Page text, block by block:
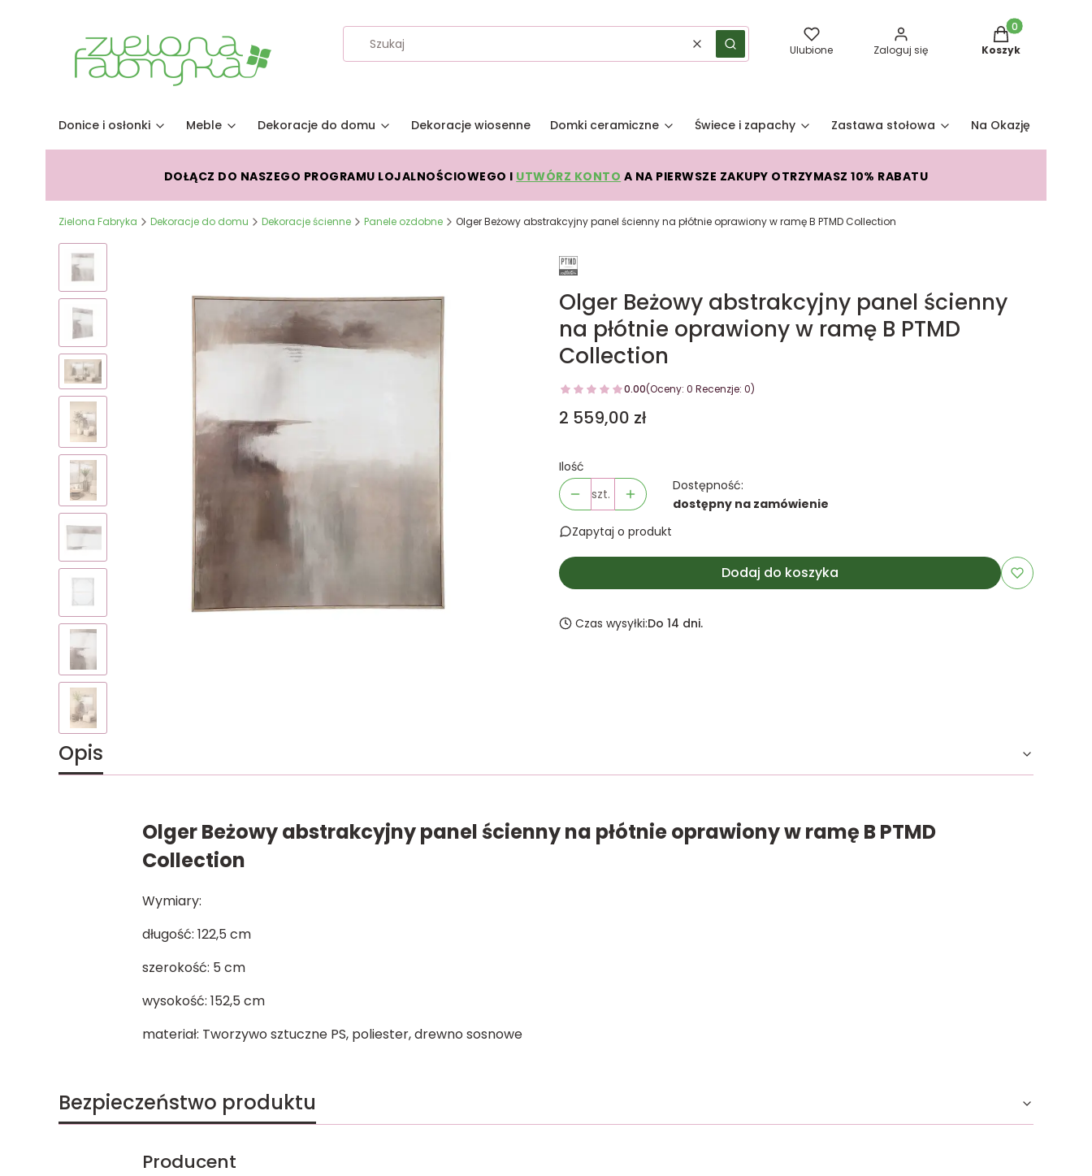
WyczyśćSzukaj Ulubione Zaloguj się
Produkty w
Koszyk
Donice i osłonki Meble Dekoracje do domu Dekoracje wiosenne Domki ceramiczne Świece i zapachy Zastawa stołowa Na Okazję
DOŁĄCZ DO NASZEGO PROGRAMU LOJALNOŚCIOWEGO I UTWÓRZ KONTO A NA PIERWSZE ZAKUPY OTRZYMASZ 10% RABATU
Zielona Fabryka Dekoracje do domu Dekoracje ścienne Panele ozdobne Olger Beżowy abstrakcyjny panel ścienny na płótnie oprawiony w ramę B PTMD Collection
Olger Beżowy abstrakcyjny panel ścienny
na płótnie oprawiony w ramę B PTMD
Collection
0.00(Oceny: 0 Recenzje: 0)
Cena
2 559,00 zł
Ilość
szt.
Dostępność:
dostępny na zamówienie
Zapytaj o produkt
Dodaj do koszyka
Czas wysyłki:Do 14 dni.
Opis
Olger Beżowy abstrakcyjny panel ścienny na płótnie oprawiony w ramę B PTMD
Collection
Wymiary:
długość: 122,5 cm
szerokość: 5 cm
wysokość: 152,5 cm
materiał: Tworzywo sztuczne PS, poliester, drewno sosnowe
Bezpieczeństwo produktu
Producent